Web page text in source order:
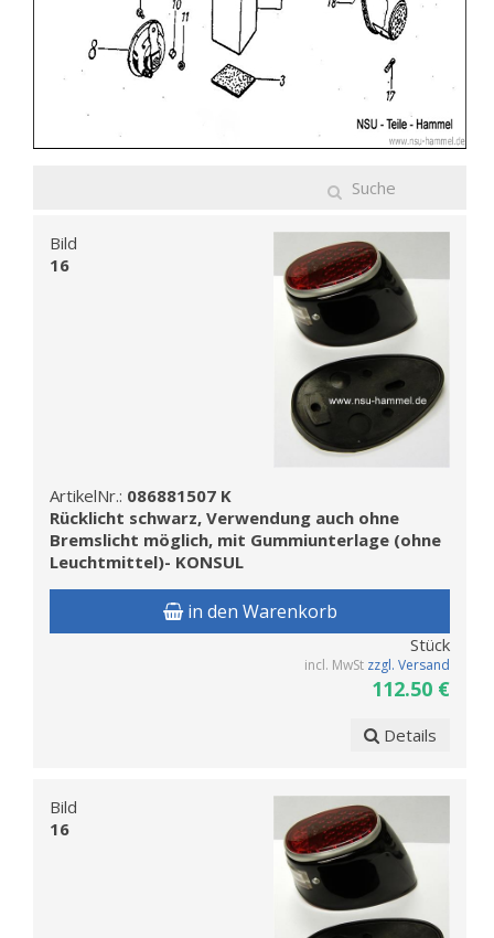
Bild
16
ArtikelNr.: 086881507 K
Rücklicht schwarz, Verwendung auch ohne
Bremslicht möglich, mit Gummiunterlage (ohne
Leuchtmittel)- KONSUL
in den Warenkorb
Stück
incl. MwSt zzgl. Versand
112.50 €
Details
Bild
16